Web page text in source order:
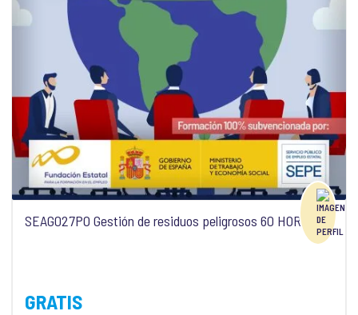
SEAG027PO Gestión de residuos peligrosos 60 HORAS
GRATIS